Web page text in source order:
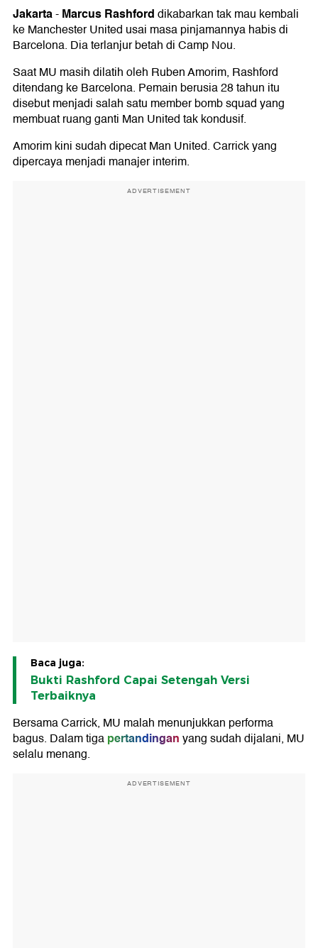
Jakarta-Marcus Rashforddikabarkan tak mau kembali
ke Manchester United usai masa pinjamannya habis di
Barcelona. Dia terlanjur betah di Camp Nou.
Saat MU masih dilatih oleh Ruben Amorim, Rashford
ditendang ke Barcelona. Pemain berusia 28 tahun itu
disebut menjadi salah satu member bomb squad yang
membuat ruang ganti Man United tak kondusif.
Amorim kini sudah dipecat Man United. Carrick yang
dipercaya menjadi manajer interim.
ADVERTISEMENT
Baca juga:
Bukti Rashford Capai Setengah Versi
Terbaiknya
Bersama Carrick, MU malah menunjukkan performa
bagus. Dalam tigapertandinganyang sudah dijalani, MU
selalu menang.
ADVERTISEMENT